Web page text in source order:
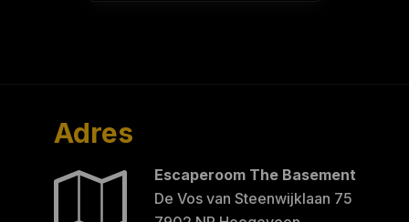
Adres
Escaperoom The Basement
De Vos van Steenwijklaan 75